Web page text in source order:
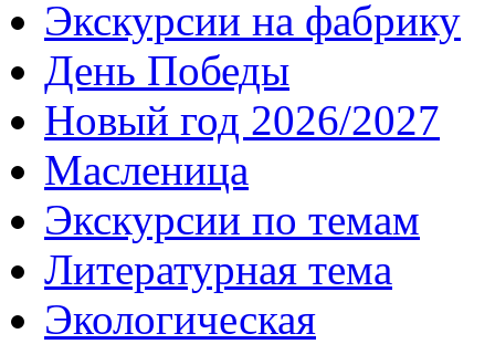
Экскурсии на фабрику
День Победы
Новый год 2026/2027
Масленица
Экскурсии по темам
Литературная тема
Экологическая